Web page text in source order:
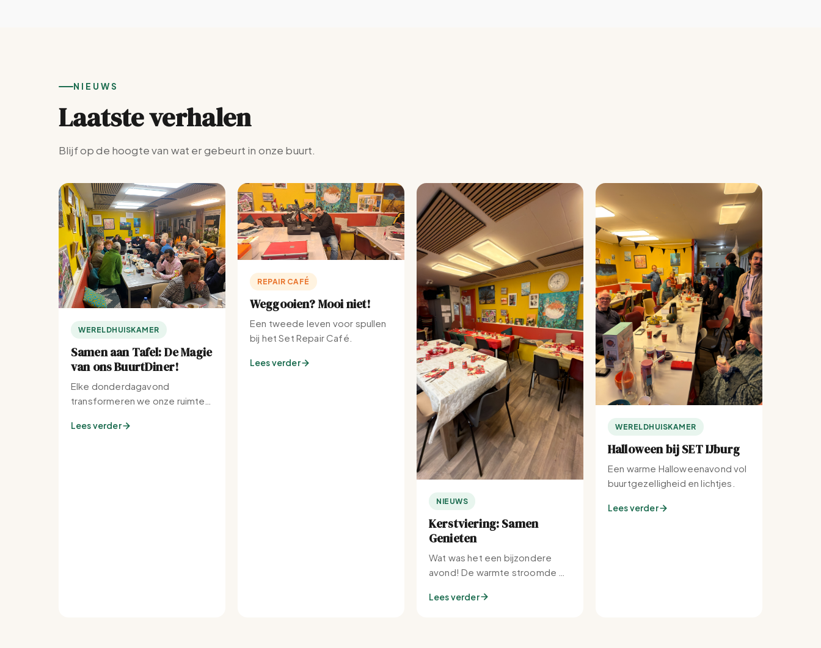
NIEUWS
Laatste verhalen
Blijf op de hoogte van wat er gebeurt in onze buurt.
WERELDHUISKAMER
Samen aan Tafel: De Magie
van ons BuurtDiner!
Elke donderdagavond
transformeren we onze ruimte
buurt.
Lees verder
REPAIR CAFÉ
Weggooien? Mooi niet!
Een tweede leven voor spullen
bij het Set Repair Café.
Lees verder
NIEUWS
Kerstviering: Samen
Genieten
Wat was het een bijzondere
avond! De warmte stroomde bij
Lees verder
WERELDHUISKAMER
Halloween bij SET IJburg
Een warme Halloweenavond vol
buurtgezelligheid en lichtjes.
Lees verder